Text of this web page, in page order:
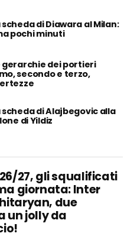
di Diawara al Milan:
pochi minuti
gerarchie dei portieri
secondo e terzo,
di Alajbegovic alla
di Yildiz
27, gli squalificati
giornata: Inter
due
un jolly da